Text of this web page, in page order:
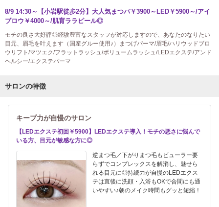
8/9 14:30～【小岩駅徒歩2分】大人気まつパ￥3900～LED￥5900～/アイ
ブロウ￥4000～/肌育ララピール◎
モチの良さ大好評◎経験豊富なスタッフが対応しますので、あなたのなりたい
目元、眉毛を叶えます（国産グルー使用♪）まつげパーマ/眉毛/ハリウッドブロ
ウリフト/マツエク/フラットラッシュ/ボリュームラッシュ/LEDエクステ/アンド
ヘルシー/エクステパーマ
サロンの特徴
キープ力が自慢のサロン
【LEDエクステ初回￥5900】LEDエクステ導入！モチの悪さに悩んで
いる方、目元が敏感な方に◎
逆まつ毛／下がりまつ毛もビューラー要
らずでコンプレックスを解消し、魅せら
れる目元に◎持続力が自慢のLEDエクス
テは直後に洗顔・入浴もOKで合間にも通
いやすい♪朝のメイク時間もグッと短縮！